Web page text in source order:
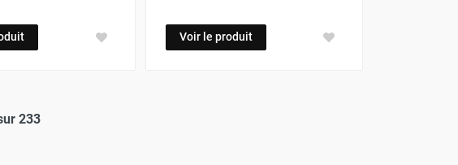
Voir le produit
233